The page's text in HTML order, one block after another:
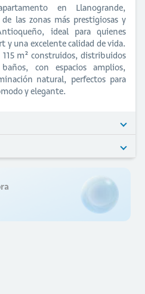
en Llanogrande,
las zonas más prestigiosas y
ideal para quienes
una excelente calidad de vida.
m² construidos, distribuidos
con espacios amplios,
natural, perfectos para
y elegante.